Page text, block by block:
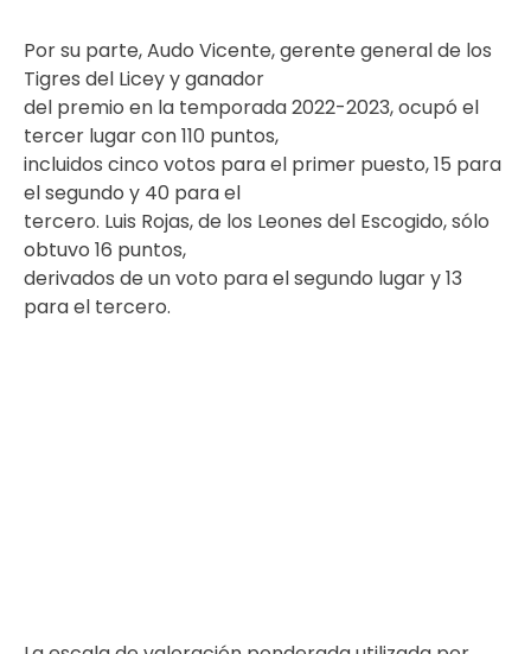
Por su parte, Audo Vicente, gerente general de los
Tigres del Licey y ganador
del premio en la temporada 2022-2023, ocupó el
tercer lugar con 110 puntos,
incluidos cinco votos para el primer puesto, 15 para
el segundo y 40 para el
tercero. Luis Rojas, de los Leones del Escogido, sólo
obtuvo 16 puntos,
derivados de un voto para el segundo lugar y 13
para el tercero.